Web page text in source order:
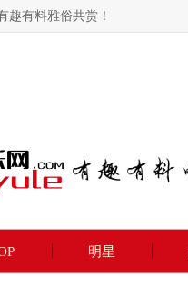
趣有料雅俗共赏！
明星